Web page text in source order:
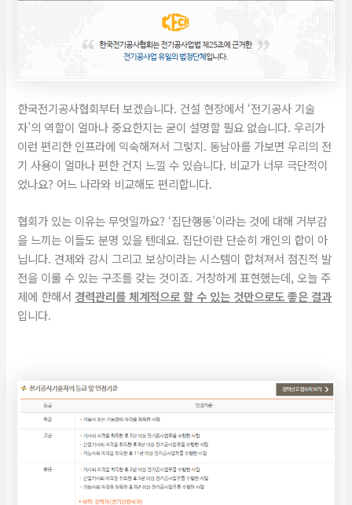
한국전기공사협회부터 보겠습니다. 건설 현장에서 ‘전기공사 기술
자’의 역할이 얼마나 중요한지는 굳이 설명할 필요 없습니다. 우리가
이런 편리한 인프라에 익숙해져서 그렇지. 동남아를 가보면 우리의 전
기 사용이 얼마나 편한 건지 느낄 수 있습니다. 비교가 너무 극단적이
었나요? 어느 나라와 비교해도 편리합니다.
​협회가 있는 이유는 무엇일까요? ‘집단행동’이라는 것에 대해 거부감
을 느끼는 이들도 분명 있을 텐데요. 집단이란 단순히 개인의 합이 아
닙니다. 견제와 감시 그리고 보상이라는 시스템이 합쳐져서 점진적 발
전을 이룰 수 있는 구조를 갖는 것이죠. 거창하게 표현했는데, 오늘 주
제에 한해서 경력관리를 체계적으로 할 수 있는 것만으로도 좋은 결과
입니다.